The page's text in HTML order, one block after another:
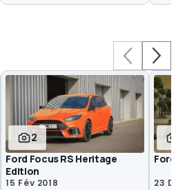
2
Ford Focus RS Heritage
Edition
15 Fév 2018
Ford
23 Déc